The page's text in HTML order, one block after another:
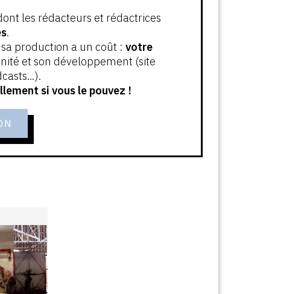
les rédacteurs et rédactrices
.
production a un coût : votre
et son développement (site
si vous le pouvez !